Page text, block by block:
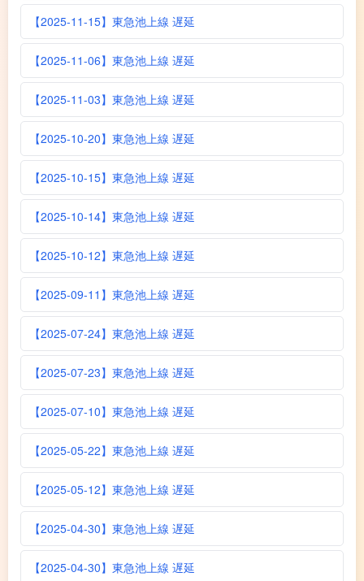
【2025-11-15】東急池上線 遅延
【2025-11-06】東急池上線 遅延
【2025-11-03】東急池上線 遅延
【2025-10-20】東急池上線 遅延
【2025-10-15】東急池上線 遅延
【2025-10-14】東急池上線 遅延
【2025-10-12】東急池上線 遅延
【2025-09-11】東急池上線 遅延
【2025-07-24】東急池上線 遅延
【2025-07-23】東急池上線 遅延
【2025-07-10】東急池上線 遅延
【2025-05-22】東急池上線 遅延
【2025-05-12】東急池上線 遅延
【2025-04-30】東急池上線 遅延
【2025-04-30】東急池上線 遅延